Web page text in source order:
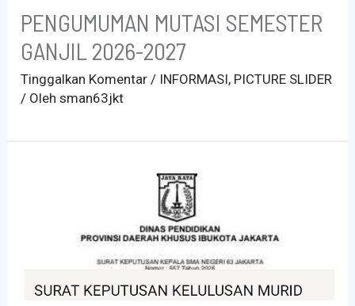
PENGUMUMAN MUTASI SEMESTER
GANJIL 2026-2027
Tinggalkan Komentar / INFORMASI, PICTURE SLIDER
/ Olehsman63jkt